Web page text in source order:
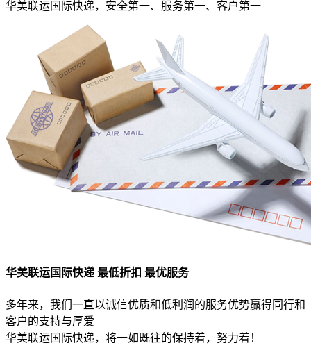
华美联运国际快递，安全第一、服务第一、客户第一
华美联运国际快递 最低折扣 最优服务
多年来，我们一直以诚信优质和低利润的服务优势赢得同行和
客户的支持与厚爱
华美联运国际快递，将一如既往的保持着，努力着！